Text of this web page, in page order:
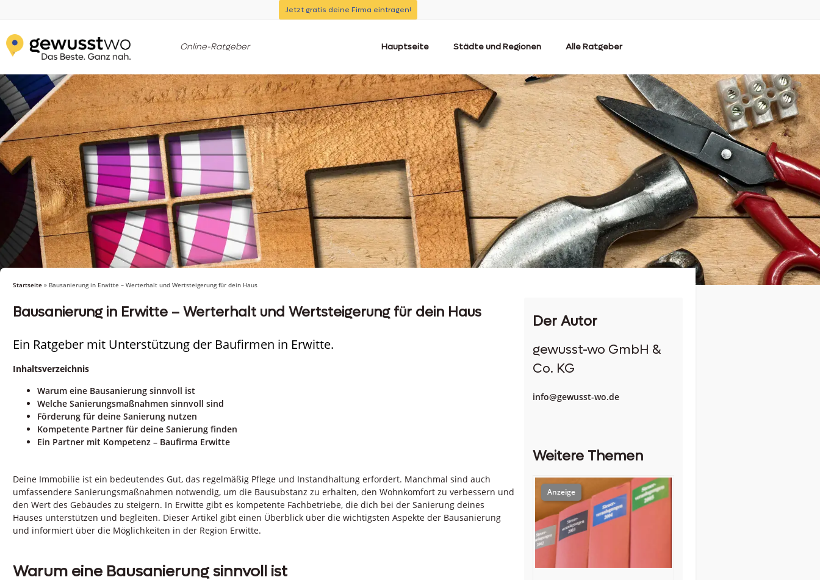
Jetzt gratis deine Firma eintragen!
Online-Ratgeber Hauptseite Städte und Regionen Alle Ratgeber
Startseite » Bausanierung in Erwitte – Werterhalt und Wertsteigerung für dein Haus
Bausanierung in Erwitte – Werterhalt und Wertsteigerung für dein Haus
Ein Ratgeber mit Unterstützung der Baufirmen in Erwitte.
Inhaltsverzeichnis
Warum eine Bausanierung sinnvoll ist
Welche Sanierungsmaßnahmen sinnvoll sind
Förderung für deine Sanierung nutzen
Kompetente Partner für deine Sanierung finden
Ein Partner mit Kompetenz – Baufirma Erwitte
Deine Immobilie ist ein bedeutendes Gut, das regelmäßig Pflege und Instandhaltung erfordert. Manchmal sind auch
umfassendere Sanierungsmaßnahmen notwendig, um die Bausubstanz zu erhalten, den Wohnkomfort zu verbessern und
den Wert des Gebäudes zu steigern. In Erwitte gibt es kompetente Fachbetriebe, die dich bei der Sanierung deines
Hauses unterstützen und begleiten. Dieser Artikel gibt einen Überblick über die wichtigsten Aspekte der Bausanierung
und informiert über die Möglichkeiten in der Region Erwitte.
Warum eine Bausanierung sinnvoll ist
Der Autor
gewusst-wo GmbH &
Co. KG
info@gewusst-wo.de
Weitere Themen